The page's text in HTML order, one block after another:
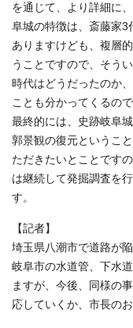
を通じて、より詳細に
阜城の特徴は、斎藤家3
ありますけども、複層
うことですので、そう
時代はどうだったのか
ことも分かってくるの
最終的には、史跡岐阜
郭景観の復元というこ
ただきたいとことです
は継続して発掘調査を
す。
【記者】
埼玉県八潮市で道路が
岐阜市の水道管、下水
ますが、今後、同様の
応していくか、市長の